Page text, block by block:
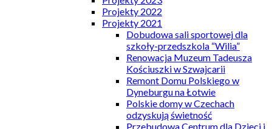
Projekty 2022
Projekty 2021
Dobudowa sali sportowej dla
szkoły-przedszkola “Wilia”
Renowacja Muzeum Tadeusza
Kościuszki w Szwajcarii
Remont Domu Polskiego w
Dyneburgu na Łotwie
Polskie domy w Czechach
odzyskują świetność
Przebudowa Centrum dla Dzieci i